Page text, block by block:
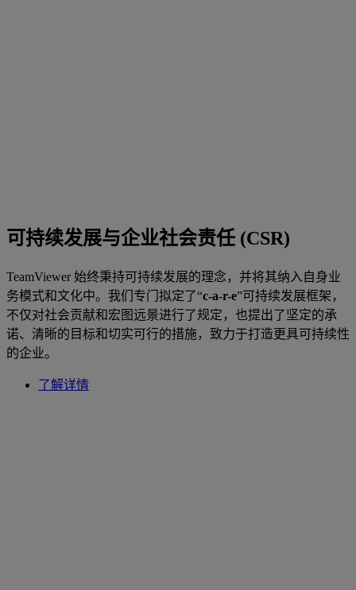
可持续发展与企业社会责任 (CSR)
TeamViewer 始终秉持可持续发展的理念，并将其纳入自身业
务模式和文化中。我们专门拟定了“c-a-r-e”可持续发展框架，
不仅对社会贡献和宏图远景进行了规定，也提出了坚定的承
诺、清晰的目标和切实可行的措施，致力于打造更具可持续性
的企业。
了解详情